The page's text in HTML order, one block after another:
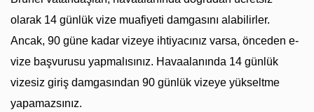
olarak 14 günlük vize muafiyeti damgasını alabilirler.
Ancak, 90 güne kadar vizeye ihtiyacınız varsa, önceden e-
vize başvurusu yapmalısınız. Havaalanında 14 günlük
vizesiz giriş damgasından 90 günlük vizeye yükseltme
yapamazsınız.